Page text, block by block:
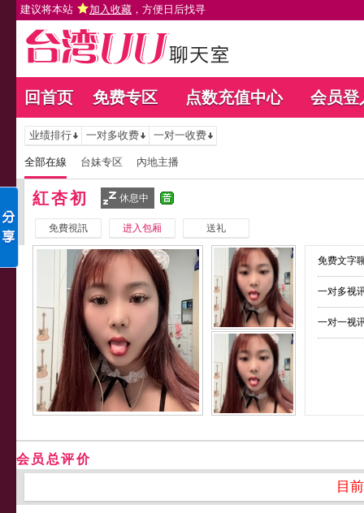
建议将本站 加入收藏 ，方便日后找寻
回首页 免费专区 点数充值中心 会员登
业绩排行 一对多收费 一对一收费
全部在線 台妹专区 內地主播
紅杏初 休息中
免費視訊 进入包厢 送礼
免费文字
一对多视
一对一视
会员总评价
目